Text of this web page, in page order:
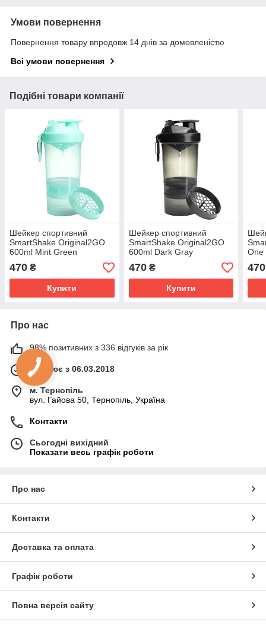
Умови повернення
Повернення товару впродовж 14 днів за домовленістю
Всі умови повернення
Подібні товари компанії
Шейкер спортивний
SmartShake Original2GO
600ml Mint Green
470 ₴
Купити
Шейкер спортивний
SmartShake Original2GO
600ml Dark Gray
470₴
Купити
One
470
Про нас
98% позитивних з 336 відгуків за рік
Працює з 06.03.2018
м. Тернопіль
вул. Гайова 50, Тернопіль, Україна
Контакти
Сьогодні вихідний
Показати весь графік роботи
Про нас
Контакти
Доставка та оплата
Графік роботи
Повна версія сайту